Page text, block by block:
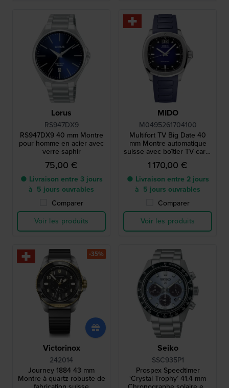
Lorus
RS947DX9
RS947DX9 40 mm Montre
pour homme en acier avec
verre saphir
75,00 €
● Livraison entre 3 jours
à 5 jours ouvrables
Comparer
Voir les produits
MIDO
M0495261704100
Multifort TV Big Date 40
mm Montre automatique
suisse avec boîtier TV carré
et grande date
1 170,00 €
● Livraison entre 2 jours
à 5 jours ouvrables
Comparer
Voir les produits
Victorinox
242014
Journey 1884 43 mm
Montre à quartz robuste de
-35%
Seiko
SSC935P1
Prospex Speedtimer
‘Crystal Trophy’ 41.4 mm